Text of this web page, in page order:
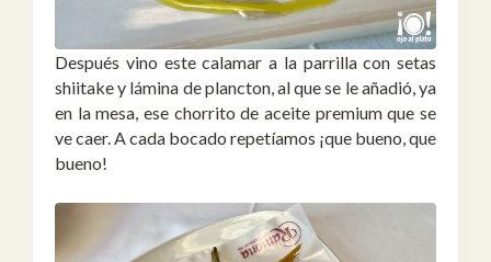
Después vino este calamar a la parrilla con setas
shiitake y lámina de plancton, al que se le añadió, ya
en la mesa, ese chorrito de aceite premium que se
ve caer. A cada bocado repetíamos ¡que bueno, que
bueno!